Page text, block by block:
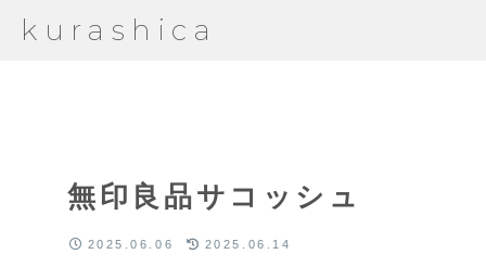
kurashica
無印良品サコッシュ
2025.06.06 2025.06.14